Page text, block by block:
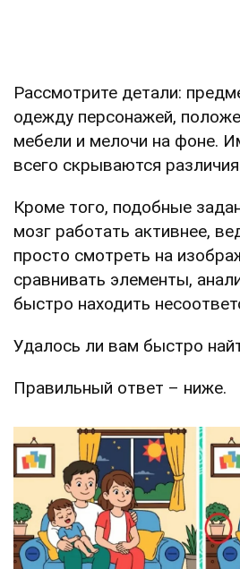
Рассмотрите детали:
одежду персонажей,
мебели и мелочи на фоне.
всего скрываются
Кроме того, подобные
мозг работать активнее,
просто смотреть на
сравнивать элементы,
быстро находить
Удалось ли вам быстро
Правильный ответ – ниже.